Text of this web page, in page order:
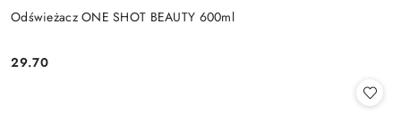
Odświeżacz ONE SHOT BEAUTY 600ml
Cena:
29.70